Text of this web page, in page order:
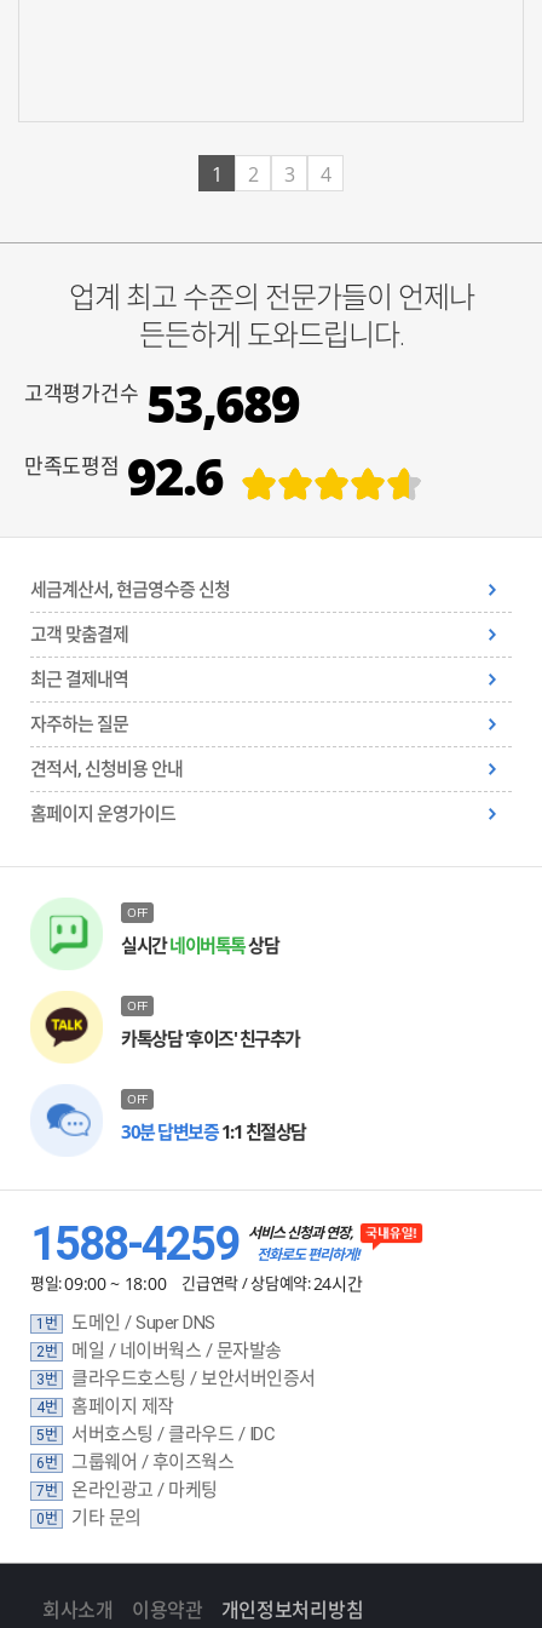
1 2 3 4
업계 최고 수준의 전문가들이 언제나
든든하게 도와드립니다.
고객평가건수 53,689
만족도평점 92.6
세금계산서, 현금영수증 신청
고객 맞춤결제
최근 결제내역
자주하는 질문
견적서, 신청비용 안내
홈페이지 운영가이드
OFF
실시간네이버톡톡상담
OFF
카톡상담 '후이즈' 친구추가
OFF
30분 답변보증1:1 친절상담
1588-4259 서비스 신청과 연장,
전화로도 편리하게!
평일:09:00 ~ 18:00 긴급연락 / 상담예약:24시간
1번 도메인 / Super DNS
2번 메일 / 네이버웍스 / 문자발송
3번 클라우드호스팅 / 보안서버인증서
4번 홈페이지 제작
5번 서버호스팅 / 클라우드 / IDC
6번 그룹웨어 / 후이즈웍스
7번 온라인광고 / 마케팅
0번 기타 문의
회사소개 이용약관 개인정보처리방침